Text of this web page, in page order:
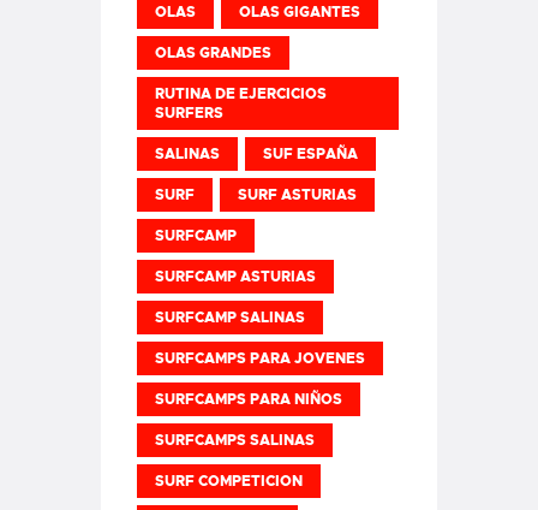
OLAS OLAS GIGANTES
OLAS GRANDES
RUTINA DE EJERCICIOS
SURFERS
SALINAS SUF ESPAÑA
SURF SURF ASTURIAS
SURFCAMP
SURFCAMP ASTURIAS
SURFCAMP SALINAS
SURFCAMPS PARA JOVENES
SURFCAMPS PARA NIÑOS
SURFCAMPS SALINAS
SURF COMPETICION